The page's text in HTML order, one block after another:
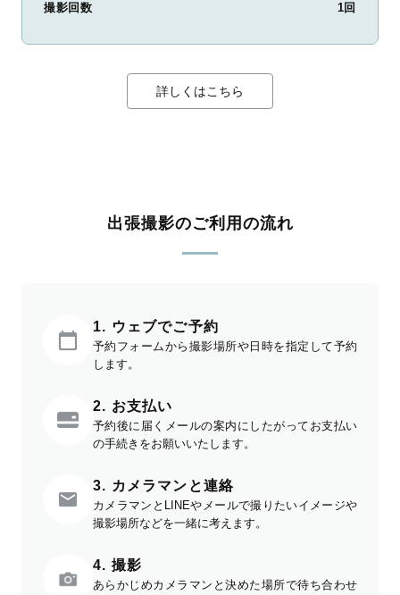
撮影回数
1回
詳しくはこちら
出張撮影のご利用の流れ
1. ウェブでご予約
予約フォームから撮影場所や日時を指定して予約
します。
2. お支払い
予約後に届くメールの案内にしたがってお支払い
の手続きをお願いいたします。
3. カメラマンと連絡
カメラマンとLINEやメールで撮りたいイメージや
撮影場所などを一緒に考えます。
4. 撮影
あらかじめカメラマンと決めた場所で待ち合わせ